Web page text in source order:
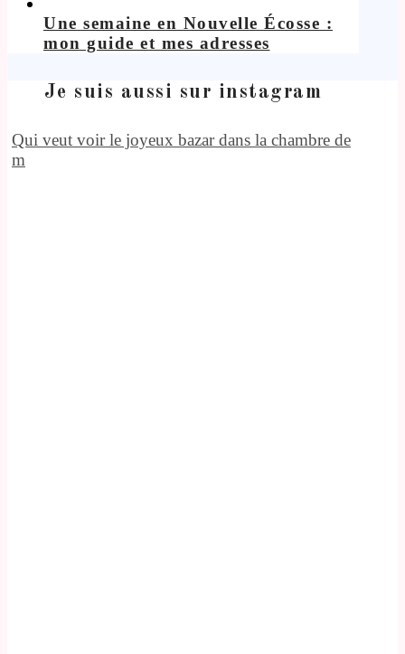
Une semaine en Nouvelle Écosse :
mon guide et mes adresses
Je suis aussi sur instagram
Qui veut voir le joyeux bazar dans la chambre de
m